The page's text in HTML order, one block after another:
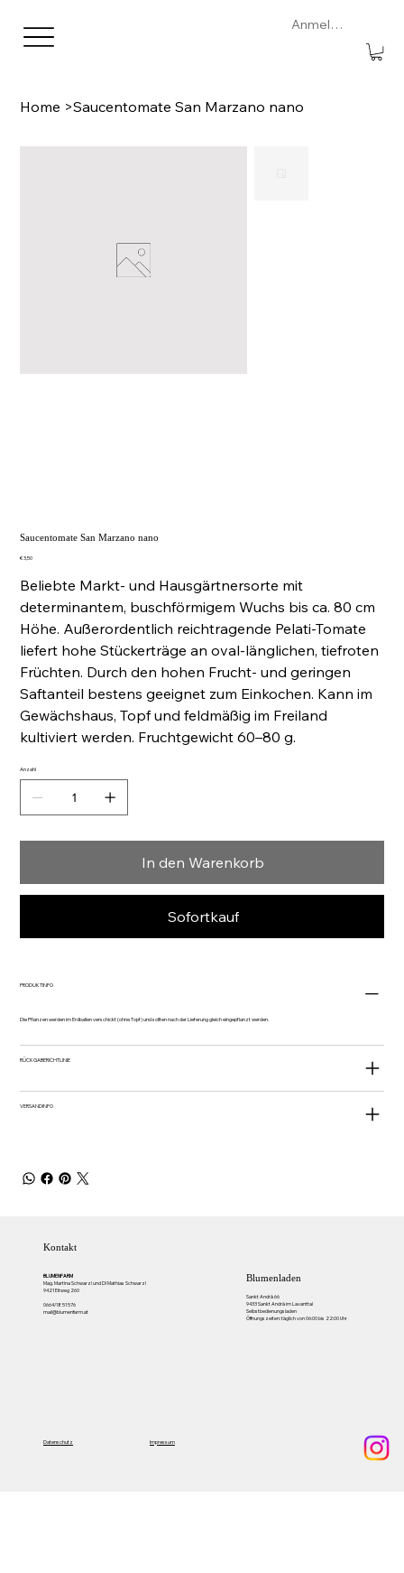
Anmelden
Home >Saucentomate San Marzano nano
Saucentomate San Marzano nano
Preis
€ 3,50
Beliebte Markt- und Hausgärtnersorte mit
determinantem, buschförmigem Wuchs bis ca. 80 cm
Höhe. Außerordentlich reichtragende Pelati-Tomate
liefert hohe Stückerträge an oval-länglichen, tiefroten
Früchten. Durch den hohen Frucht- und geringen
Saftanteil bestens geeignet zum Einkochen. Kann im
Gewächshaus, Topf und feldmäßig im Freiland
kultiviert werden. Fruchtgewicht 60–80 g.
Anzahl
In den Warenkorb
Sofortkauf
PRODUKTINFO
Die Pflanzen werden im Erdballen verschickt (ohne Topf) und sollten nach der Lieferung gleich eingepflanzt werden.
RÜCKGABERICHTLINIE
VERSANDINFO
Kontakt
BLUMENFARM
Mag. Martina Schwarzl und DI Mathias Schwarzl
9421 Eitweg 260
0664/18 51 576
mail@blumenfarm.at
Impressum
Datenschutz
Blumenladen
Sankt Andrä 66
9433 Sankt Andrä im Lavanttal
Selbstbedienungsladen
Öffnungszeiten: täglich von 06:00 bis 22:00 Uhr